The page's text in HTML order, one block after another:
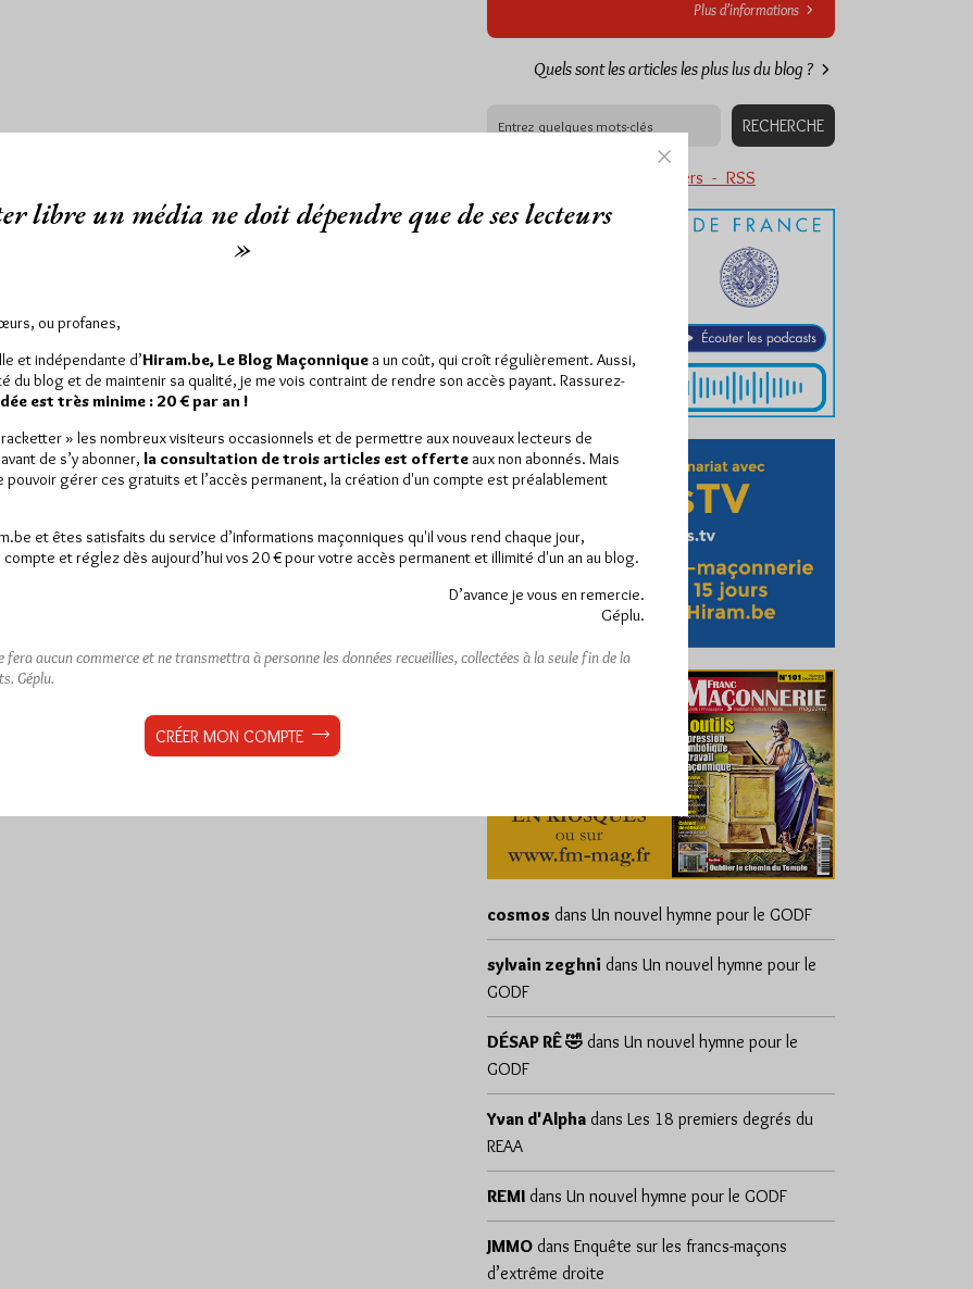
Plus d’informations
Quels sont les articles les plus lus du blog ?
Abonnement aux Newsletters - RSS
cosmos dans Un nouvel hymne pour le GODF
sylvain zeghni dans Un nouvel hymne pour le
GODF
DÉSAP RÊ 🤣 dans Un nouvel hymne pour le
GODF
Yvan d'Alpha dans Les 18 premiers degrés du
REAA
REMI dans Un nouvel hymne pour le GODF
JMMO dans Enquête sur les francs-maçons
d’extrême droite
libre un média ne doit dépendre que de ses lecteurs
»
ou profanes,
et indépendante d’Hiram.be, Le Blog Maçonnique a un coût, qui croît régulièrement. Aussi,
du blog et de maintenir sa qualité, je me vois contraint de rendre son accès payant. Rassurez-
est très minime : 20 € par an !
» les nombreux visiteurs occasionnels et de permettre aux nouveaux lecteurs de
de s’y abonner, la consultation de trois articles est offerte aux non abonnés. Mais
pouvoir gérer ces gratuits et l’accès permanent, la création d'un compte est préalablement
et êtes satisfaits du service d’informations maçonniques qu'il vous rend chaque jour,
et réglez dès aujourd’hui vos 20 € pour votre accès permanent et illimité d'un an au blog.
D’avance je vous en remercie.
Géplu.
fera aucun commerce et ne transmettra à personne les données recueillies, collectées à la seule fin de la
Géplu.
CRÉER MON COMPTE